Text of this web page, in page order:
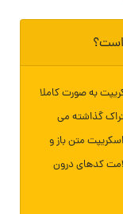
است؟
به صورت کاملا
گذاشته می
متن باز و
کدهای درون